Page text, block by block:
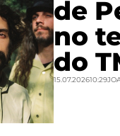
de
no
do
15.07.202610:29